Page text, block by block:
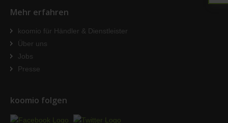
Mehr erfahren
koomio für Händler & Dienstleister
Über uns
Jobs
Presse
koomio folgen